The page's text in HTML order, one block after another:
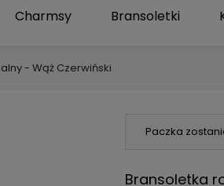
Charmsy Bransoletki
- Wąż Czerwiński
Paczka
Bransoletka